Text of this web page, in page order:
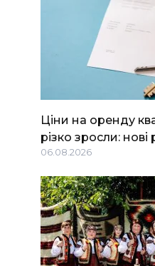
Ціни на оренду
різко зросли: нові
06.08.2026